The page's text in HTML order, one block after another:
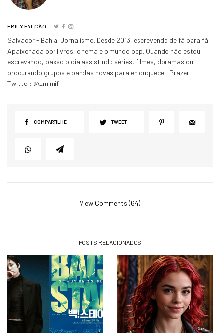
EMILY FALCÃO
Salvador - Bahia. Jornalismo. Desde 2013, escrevendo de fã para fã.
Apaixonada por livros, cinema e o mundo pop. Quando não estou
escrevendo, passo o dia assistindo séries, filmes, doramas ou
procurando grupos e bandas novas para enlouquecer. Prazer.
Twitter: @_mimif
COMPARTILHE TWEET
View Comments (64)
POSTS RELACIONADOS